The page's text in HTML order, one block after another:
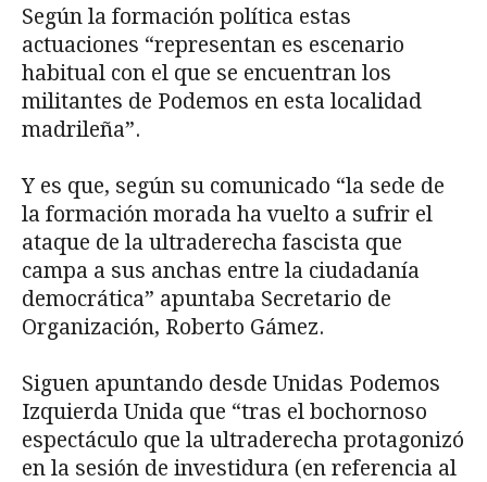
Según la formación política estas
actuaciones “representan es escenario
habitual con el que se encuentran los
militantes de Podemos en esta localidad
madrileña”.
Y es que, según su comunicado “la sede de
la formación morada ha vuelto a sufrir el
ataque de la ultraderecha fascista que
campa a sus anchas entre la ciudadanía
democrática” apuntaba Secretario de
Organización, Roberto Gámez.
Siguen apuntando desde Unidas Podemos
Izquierda Unida que “tras el bochornoso
espectáculo que la ultraderecha protagonizó
en la sesión de investidura (en referencia al